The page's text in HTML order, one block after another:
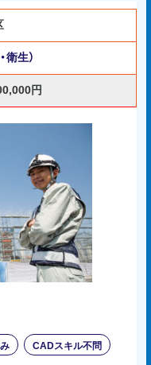
生）
円
CADスキル不問